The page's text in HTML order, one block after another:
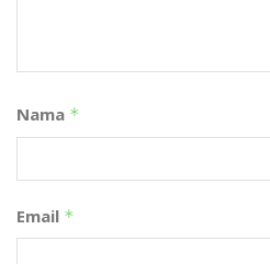
Nama *
Email *